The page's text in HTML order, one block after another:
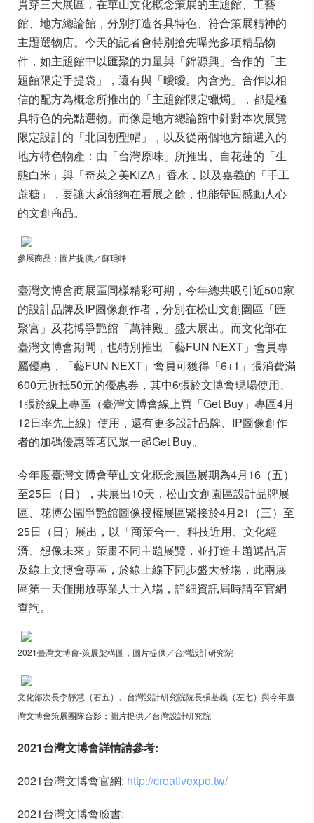
貫穿三大展區，在華山文化概念策展的主題館、工藝
館、地方總論館，分別打造各具特色、符合策展精神的
主題選物店。今天的記者會特別搶先曝光多項精品物
件，如主題館中以匯聚的力量與「錦源興」合作的「主
題館限定手提袋」，還有與「曖曖。內含光」合作以相
信的配方為概念所推出的「主題館限定蠟燭」，都是極
具特色的亮點選物。而像是地方總論館中針對本次展覽
限定設計的「北回朝聖帽」，以及從兩個地方館選入的
地方特色物產：由「台灣原味」所推出、自花蓮的「生
態白米」與「奇萊之美KIZA」香水，以及嘉義的「手工
蔗糖」，要讓大家能夠在看展之餘，也能帶回感動人心
的文創商品。
參展商品；圖片提供／蘇琨峰
臺灣文博會商展區同樣精彩可期，今年總共吸引近500家
的設計品牌及IP圖像創作者，分別在松山文創園區「匯
聚宮」及花博爭艷館「萬神殿」盛大展出。而文化部在
臺灣文博會期間，也特別推出「藝FUN NEXT」會員專
屬優惠，「藝FUN NEXT」會員可獲得「6+1」張消費滿
600元折抵50元的優惠券，其中6張於文博會現場使用、
1張於線上專區（臺灣文博會線上買「Get Buy」專區4月
12日率先上線）使用，還有更多設計品牌、IP圖像創作
者的加碼優惠等著民眾一起Get Buy。
今年度臺灣文博會華山文化概念展區展期為4月16（五）
至25日（日），共展出10天，松山文創園區設計品牌展
區、花博公園爭艷館圖像授權展區緊接於4月21（三）至
25日（日）展出，以「商策合一、科技近用、文化經
濟、想像未來」策畫不同主題展覽，並打造主題選品店
及線上文博會專區，於線上線下同步盛大登場，此兩展
區第一天僅開放專業人士入場，詳細資訊屆時請至官網
查詢。
2021臺灣文博會-策展架構圖；圖片提供／台灣設計研究院
文化部次長李靜慧（右五）、台灣設計研究院院長張基義（左七）與今年臺
灣文博會策展團隊合影；圖片提供／台灣設計研究院
2021台灣文博會詳情請參考:
2021台灣文博會官網: http://creativexpo.tw/
2021台灣文博會臉書: